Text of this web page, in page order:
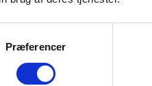
Præferencer
udsigt
og Signal
og